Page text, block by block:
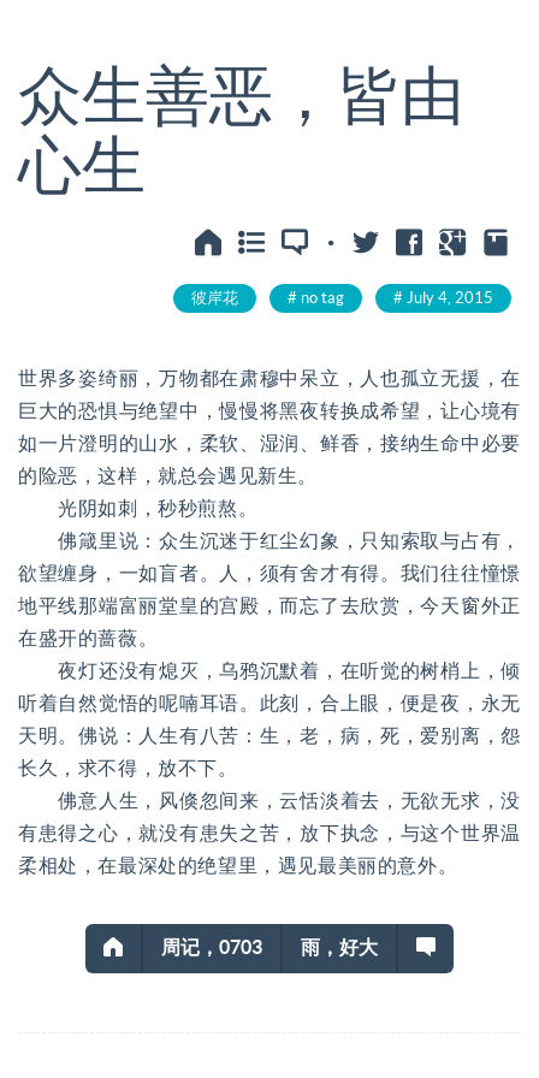
众生善恶，皆由
心生
·
彼岸花 no tag July 4, 2015
世界多姿绮丽，万物都在肃穆中呆立，人也孤立无援，在
巨大的恐惧与绝望中，慢慢将黑夜转换成希望，让心境有
如一片澄明的山水，柔软、湿润、鲜香，接纳生命中必要
的险恶，这样，就总会遇见新生。
光阴如刺，秒秒煎熬。
佛箴里说：众生沉迷于红尘幻象，只知索取与占有，
欲望缠身，一如盲者。人，须有舍才有得。我们往往憧憬
地平线那端富丽堂皇的宫殿，而忘了去欣赏，今天窗外正
在盛开的蔷薇。
夜灯还没有熄灭，乌鸦沉默着，在听觉的树梢上，倾
听着自然觉悟的呢喃耳语。此刻，合上眼，便是夜，永无
天明。佛说：人生有八苦：生，老，病，死，爱别离，怨
长久，求不得，放不下。
佛意人生，风倏忽间来，云恬淡着去，无欲无求，没
有患得之心，就没有患失之苦，放下执念，与这个世界温
柔相处，在最深处的绝望里，遇见最美丽的意外。
周记，0703 雨，好大